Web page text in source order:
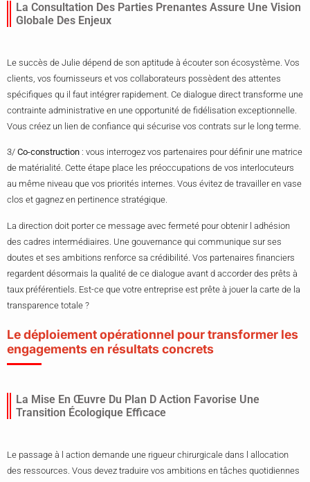
La Consultation Des Parties Prenantes Assure Une Vision
Globale Des Enjeux
Le succès de Julie dépend de son aptitude à écouter son écosystème. Vos
clients, vos fournisseurs et vos collaborateurs possèdent des attentes
spécifiques qu il faut intégrer rapidement. Ce dialogue direct transforme une
contrainte administrative en une opportunité de fidélisation exceptionnelle.
Vous créez un lien de confiance qui sécurise vos contrats sur le long terme.
3/ Co-construction : vous interrogez vos partenaires pour définir une matrice
de matérialité. Cette étape place les préoccupations de vos interlocuteurs
au même niveau que vos priorités internes. Vous évitez de travailler en vase
clos et gagnez en pertinence stratégique.
La direction doit porter ce message avec fermeté pour obtenir l adhésion
des cadres intermédiaires. Une gouvernance qui communique sur ses
doutes et ses ambitions renforce sa crédibilité. Vos partenaires financiers
regardent désormais la qualité de ce dialogue avant d accorder des prêts à
taux préférentiels. Est-ce que votre entreprise est prête à jouer la carte de la
transparence totale ?
Le déploiement opérationnel pour transformer les
engagements en résultats concrets
La Mise En Œuvre Du Plan D Action Favorise Une
Transition Écologique Efficace
Le passage à l action demande une rigueur chirurgicale dans l allocation
des ressources. Vous devez traduire vos ambitions en tâches quotidiennes